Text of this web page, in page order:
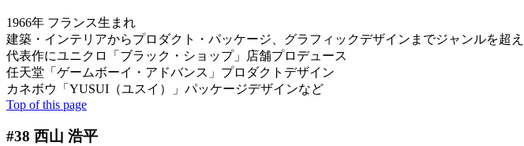
1966年 フランス生まれ
建築・インテリアからプロダクト・パッケージ、グラフィックデザインまでジャンルを超え
代表作にユニクロ「ブラック・ショップ」店舗プロデュース
任天堂「ゲームボーイ・アドバンス」プロダクトデザイン
カネボウ「YUSUI（ユスイ）」パッケージデザインなど
Top of this page
#38 西山 浩平